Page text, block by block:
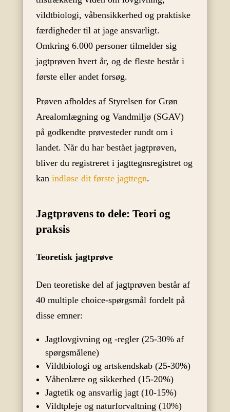
vildtbiologi, våbensikkerhed og praktiske
færdigheder til at jage ansvarligt.
Omkring 6.000 personer tilmelder sig
jagtprøven hvert år, og de fleste består i
første eller andet forsøg.
Prøven afholdes af Styrelsen for Grøn
Arealomlægning og Vandmiljø (SGAV)
på godkendte prøvesteder rundt om i
landet. Når du har bestået jagtprøven,
bliver du registreret i jagttegnsregistret og
kan indløse dit første jagttegn.
Jagtprøvens to dele: Teori og
praksis
Teoretisk jagtprøve
Den teoretiske del af jagtprøven består af
40 multiple choice-spørgsmål fordelt på
disse emner:
Jagtlovgivning og -regler (25-30% af
spørgsmålene)
Vildtbiologi og artskendskab (25-30%)
Våbenlære og sikkerhed (15-20%)
Jagtetik og ansvarlig jagt (10-15%)
Vildtpleje og naturforvaltning (10%)